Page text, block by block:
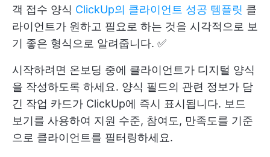
객 접수 양식 ClickUp의 클라이언트 성공 템플릿 클
라이언트가 원하고 필요로 하는 것을 시각적으로 보
기 좋은 형식으로 알려줍니다. ✅
시작하려면 온보딩 중에 클라이언트가 디지털 양식
을 작성하도록 하세요. 양식 필드의 관련 정보가 담
긴 작업 카드가 ClickUp에 즉시 표시됩니다. 보드
보기를 사용하여 지원 수준, 참여도, 만족도를 기준
으로 클라이언트를 필터링하세요.